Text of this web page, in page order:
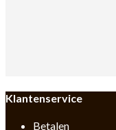
Klantenservice
Betalen